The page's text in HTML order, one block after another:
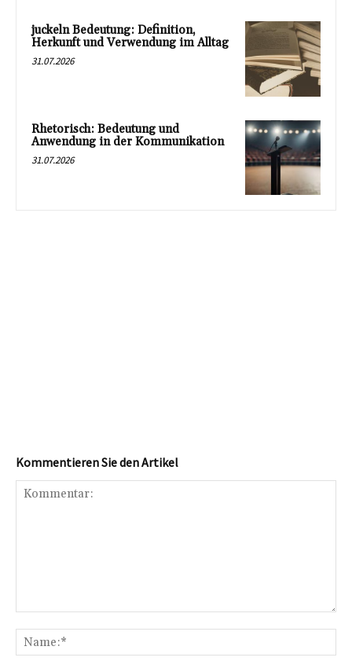
juckeln Bedeutung: Definition,
Herkunft und Verwendung im Alltag
31.07.2026
Rhetorisch: Bedeutung und
Anwendung in der Kommunikation
31.07.2026
Kommentieren Sie den Artikel